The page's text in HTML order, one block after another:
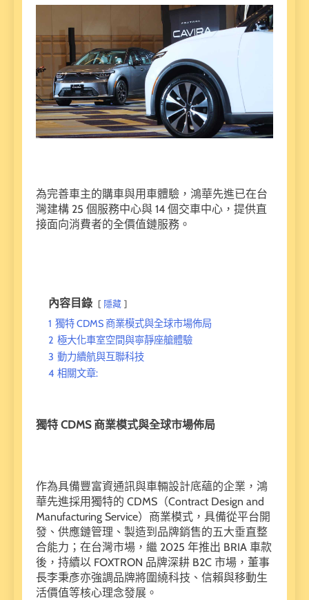
為完善車主的購車與用車體驗，鴻華先進已在台
灣建構 25 個服務中心與 14 個交車中心，提供直
接面向消費者的全價值鏈服務。
內容目錄 隱藏
1 獨特 CDMS 商業模式與全球市場佈局
2 極大化車室空間與寧靜座艙體驗
3 動力續航與互聯科技
4 相關文章:
獨特 CDMS 商業模式與全球市場佈局
作為具備豐富資通訊與車輛設計底蘊的企業，鴻
華先進採用獨特的 CDMS（Contract Design and
Manufacturing Service）商業模式，具備從平台開
發、供應鏈管理、製造到品牌銷售的五大垂直整
合能力；在台灣市場，繼 2025 年推出 BRIA 車款
後，持續以 FOXTRON 品牌深耕 B2C 市場，董事
長李秉彥亦強調品牌將圍繞科技、信賴與移動生
活價值等核心理念發展。